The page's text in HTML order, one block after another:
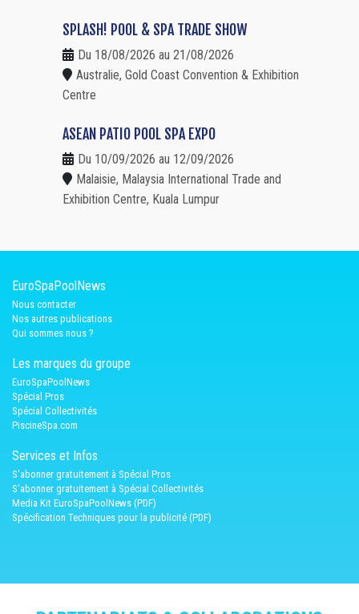
SPLASH! POOL & SPA TRADE SHOW
Du 18/08/2026 au 21/08/2026
Australie, Gold Coast Convention & Exhibition
Centre
ASEAN PATIO POOL SPA EXPO
Du 10/09/2026 au 12/09/2026
Malaisie, Malaysia International Trade and
Exhibition Centre, Kuala Lumpur
EuroSpaPoolNews
Nous contacter
Nos autres publications
Qui sommes nous ?
Les marques du groupe
EuroSpaPoolNews
Spécial Pros
Spécial Collectivités
PiscineSpa.com
Services et Infos
S'abonner gratuitement à Spécial Pros
S'abonner gratuitement à Spécial Collectivités
Media Kit EuroSpaPoolNews (PDF)
Spécification Techniques pour la publicité (PDF)